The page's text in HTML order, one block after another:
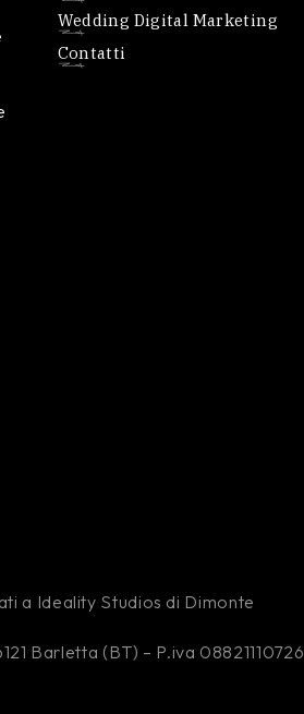
Wedding Digital Marketing
Contatti
a Ideality Studios di Dimonte
Barletta (BT) – P.iva 08821110726